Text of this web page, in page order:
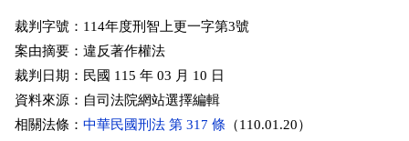
裁判字號：114年度刑智上更一字第3號
案由摘要：違反著作權法
裁判日期：民國 115 年 03 月 10 日
資料來源：自司法院網站選擇編輯
相關法條： 中華民國刑法 第 317 條 （110.01.20）